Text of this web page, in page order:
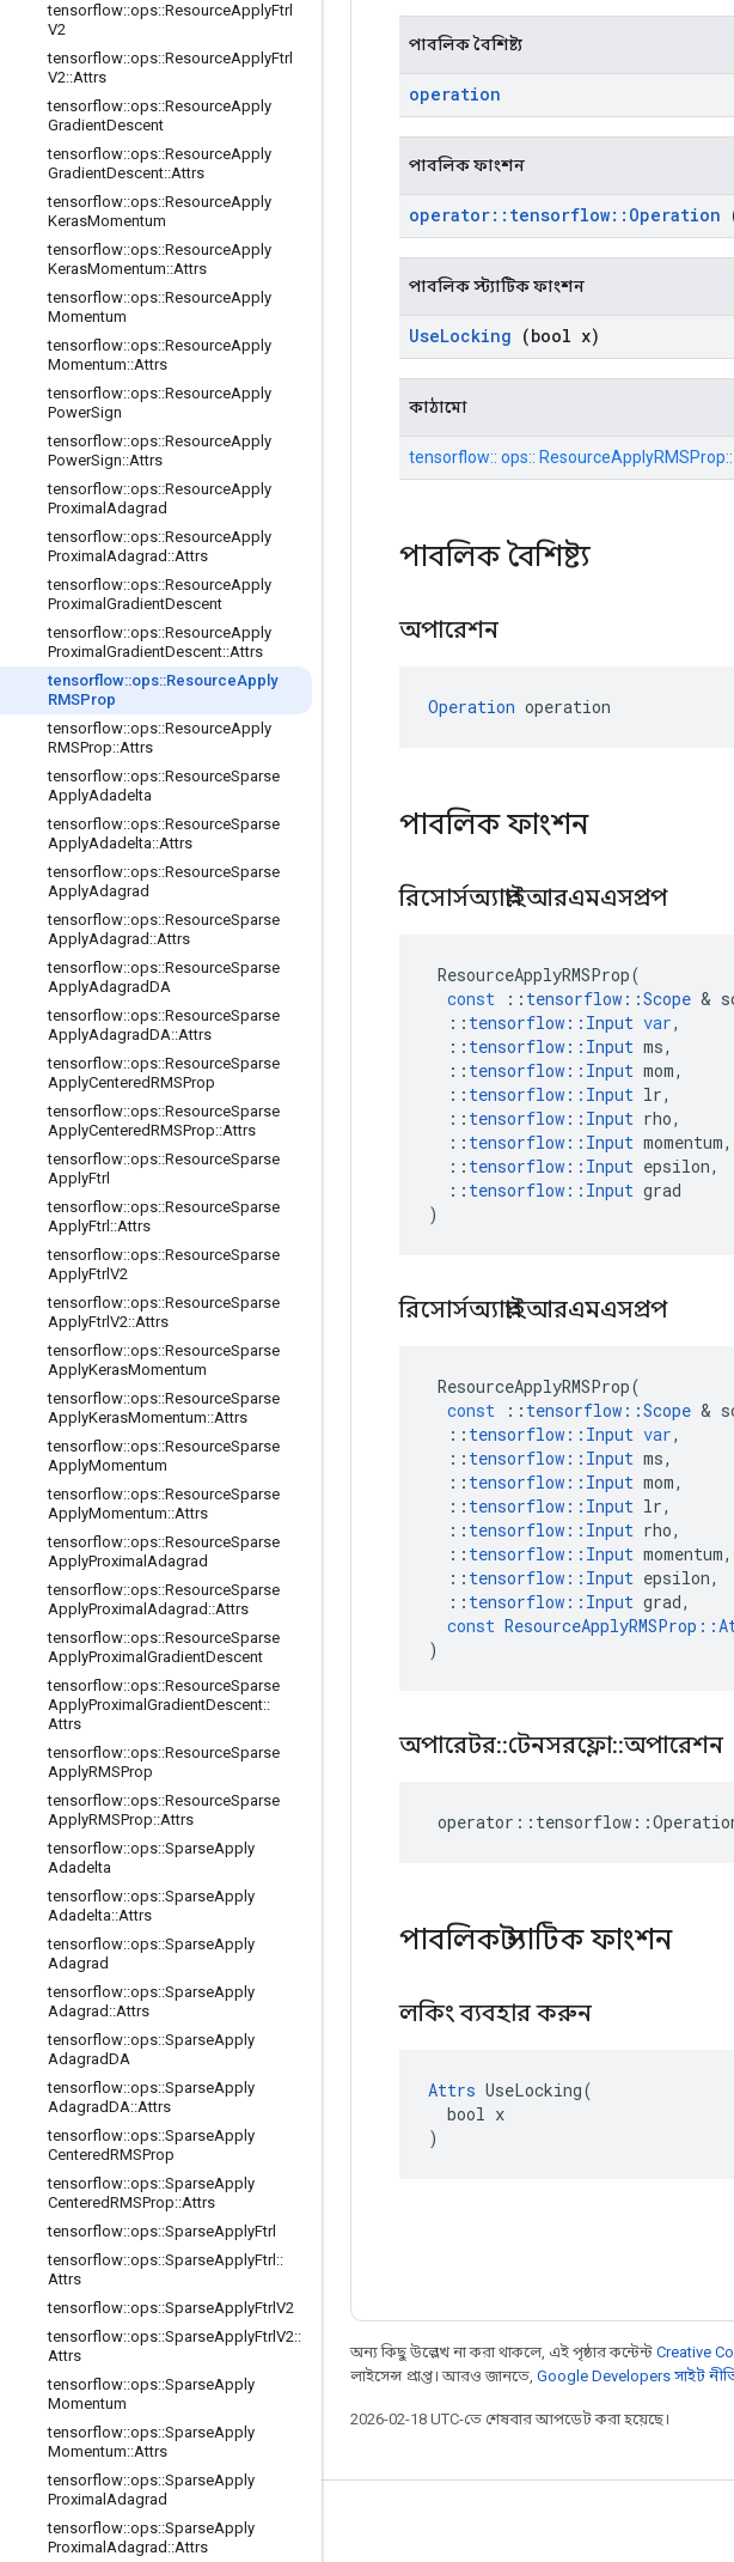
tensorflow::ops::ResourceApplyFtrl
V2
tensorflow::ops::ResourceApplyFtrl
V2::Attrs
tensorflow::ops::ResourceApply
GradientDescent
tensorflow::ops::ResourceApply
GradientDescent::Attrs
tensorflow::ops::ResourceApply
KerasMomentum
tensorflow::ops::ResourceApply
KerasMomentum::Attrs
tensorflow::ops::ResourceApply
Momentum
tensorflow::ops::ResourceApply
Momentum::Attrs
tensorflow::ops::ResourceApply
PowerSign
tensorflow::ops::ResourceApply
PowerSign::Attrs
tensorflow::ops::ResourceApply
Proximal Adagrad
tensorflow::ops::ResourceApply
Proximal Adagrad ::Attrs
tensorflow::ops::ResourceApply
Proximal GradientDescent
tensorflow::ops::ResourceApply
Proximal GradientDescent::Attrs
tensorflow::ops::ResourceApply
RMSProp
tensorflow::ops::ResourceApply
RMSProp::Attrs
tensorflow::ops::ResourceSparse
ApplyAdadelta
tensorflow::ops::ResourceSparse
ApplyAdadelta::Attrs
tensorflow::ops::ResourceSparse
ApplyAdagrad
tensorflow::ops::ResourceSparse
ApplyAdagrad ::Attrs
tensorflow::ops::ResourceSparse
ApplyAdagradDA
tensorflow::ops::ResourceSparse
ApplyAdagradDA::Attrs
tensorflow::ops::ResourceSparse
ApplyCenteredRMSProp
tensorflow::ops::ResourceSparse
ApplyCenteredRMSProp::Attrs
tensorflow::ops::ResourceSparse
ApplyFtrl
tensorflow::ops::ResourceSparse
ApplyFtrl ::Attrs
tensorflow::ops::ResourceSparse
ApplyFtrlV2
tensorflow::ops::ResourceSparse
ApplyFtrlV2::Attrs
tensorflow::ops::ResourceSparse
ApplyKerasMomentum
tensorflow::ops::ResourceSparse
ApplyKerasMomentum::Attrs
tensorflow::ops::ResourceSparse
ApplyMomentum
tensorflow::ops::ResourceSparse
ApplyMomentum::Attrs
tensorflow::ops::ResourceSparse
ApplyProximal Adagrad
tensorflow::ops::ResourceSparse
ApplyProximal Adagrad ::Attrs
tensorflow::ops::ResourceSparse
ApplyProximal GradientDescent
tensorflow::ops::ResourceSparse
ApplyProximal GradientDescent::
Attrs
tensorflow::ops::ResourceSparse
ApplyRMSProp
tensorflow::ops::ResourceSparse
ApplyRMSProp::Attrs
tensorflow::ops::SparseApply
Adadelta
tensorflow::ops::SparseApply
Adadelta::Attrs
tensorflow::ops::SparseApply
Adagrad
tensorflow::ops::SparseApply
Adagrad ::Attrs
tensorflow::ops::SparseApply
AdagradDA
tensorflow::ops::SparseApply
AdagradDA::Attrs
tensorflow::ops::SparseApply
CenteredRMSProp
tensorflow::ops::SparseApply
CenteredRMSProp::Attrs
tensorflow::ops::SparseApplyFtrl
tensorflow::ops::SparseApplyFtrl ::
Attrs
tensorflow::ops::SparseApplyFtrlV2
tensorflow::ops::SparseApplyFtrlV2::
Attrs
tensorflow::ops::SparseApply
Momentum
tensorflow::ops::SparseApply
Momentum::Attrs
tensorflow::ops::SparseApply
Proximal Adagrad
tensorflow::ops::SparseApply
Proximal Adagrad ::Attrs
পাবলিক বৈশিষ্ট্য
operation
পাবলিক ফাংশন
operator:: tensorflow:: Operation
পাবলিক স্ট্যাটিক ফাংশন
UseLocking (bool x)
কাঠামো
tensorflow:: ops::
পাবলিক বৈশিষ্ট্য
অপারেশন
Operation operation
পাবলিক ফাংশন
রিসোর্সঅ্যাপ্লাইআরএমএসপ্রপ
ResourceApplyRMSProp(
const
:: tensorflow ::Scope &
:: tensorflow :: Input var,
:: tensorflow :: Input ms,
:: tensorflow :: Input mom,
:: tensorflow :: Input lr,
:: tensorflow :: Input rho,
:: tensorflow :: Input momentum,
:: tensorflow :: Input epsilon,
:: tensorflow :: Input grad
)
রিসোর্সঅ্যাপ্লাইআরএমএসপ্রপ
ResourceApplyRMSProp(
const
:: tensorflow ::Scope &
:: tensorflow :: Input var,
:: tensorflow :: Input ms,
:: tensorflow :: Input mom,
:: tensorflow :: Input lr,
:: tensorflow :: Input rho,
:: tensorflow :: Input momentum,
:: tensorflow :: Input epsilon,
:: tensorflow :: Input grad,
const ResourceApplyRMSProp ::
)
অপারেটর::টেনসরফ্লো::অপারেশন
operator :: tensorflow ::
পাবলিক স্ট্যাটিক ফাংশন
লকিং ব্যবহার করুন
Attrs UseLocking(
  bool x
)
অন্য কিছু উল্লেখ না করা থাকলে, এই পৃষ্ঠার কন্টেন্ট Creative
লাইসেন্স প্রাপ্ত। আরও জানতে, Google Developers সাইট
2026-02-18 UTC-তে শেষবার আপডেট করা হয়েছে।
সবসময় যুক্ত থাকুন